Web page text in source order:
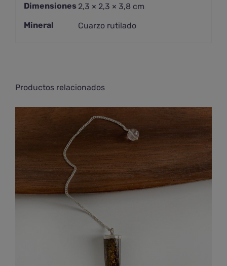
Dimensiones 2,3 × 2,3 × 3,8 cm
Mineral
Cuarzo rutilado
Productos relacionados